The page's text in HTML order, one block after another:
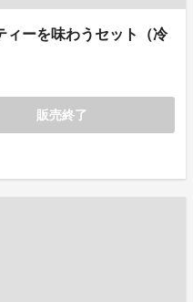
ィーを味わうセット（冷
販売終了